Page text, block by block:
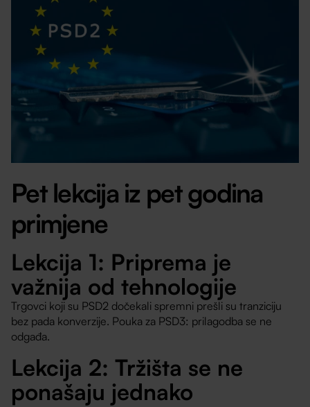
Pet lekcija iz pet godina
primjene
Lekcija 1: Priprema je
važnija od tehnologije
Trgovci koji su PSD2 dočekali spremni prešli su tranziciju
bez pada konverzije. Pouka za PSD3: prilagodba se ne
odgađa.
Lekcija 2: Tržišta se ne
ponašaju jednako